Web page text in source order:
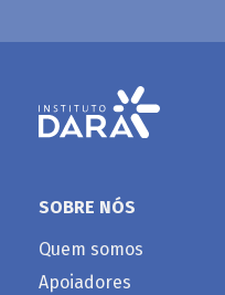
SOBRE NÓS
Quem somos
Apoiadores